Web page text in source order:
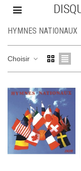
HYMNES NATIONAUX
Choisir